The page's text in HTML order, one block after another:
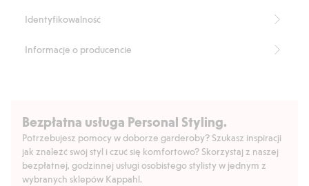
Identyfikowalność
Informacje o producencie
Bezpłatna usługa Personal Styling.
Potrzebujesz pomocy w doborze garderoby? Szukasz inspiracji
jak znaleźć swój styl i czuć się komfortowo? Skorzystaj z naszej
bezpłatnej, godzinnej usługi osobistego stylisty w jednym z
wybranych sklepów Kappahl.